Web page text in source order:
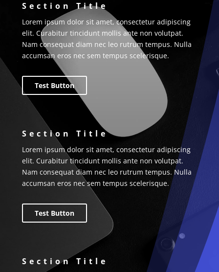
Section Title
Lorem ipsum dolor sit amet, consectetur adipiscing
elit. Curabitur tincidunt mollis ante non volutpat.
Nam consequat diam nec leo rutrum tempus. Nulla
accumsan eros nec sem tempus scelerisque.
Test Button
Section Title
Lorem ipsum dolor sit amet, consectetur adipiscing
elit. Curabitur tincidunt mollis ante non volutpat.
Nam consequat diam nec leo rutrum tempus. Nulla
accumsan eros nec sem tempus scelerisque.
Test Button
Section Title